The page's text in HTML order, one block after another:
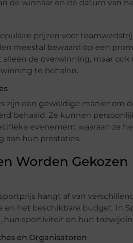
de winnaar en de datum van
prijzen voor
meestal bewaard op een
alleen de overwinning, maar
te behalen.
zijn een geweldige manier om
behaald. Ze kunnen
evenement waaraan ze
aan hun prestaties.
Worden Gekozen
hangt af van
en het beschikbare budget. In
hun sportiviteit en hun
en Organisatoren